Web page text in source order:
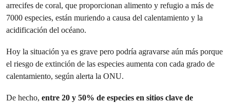
arrecifes de coral, que proporcionan alimento y refugio a más de
7000 especies, están muriendo a causa del calentamiento y la
acidificación del océano.
Hoy la situación ya es grave pero podría agravarse aún más porque
el riesgo de extinción de las especies aumenta con cada grado de
calentamiento, según alerta la ONU.
De hecho, entre 20 y 50% de especies en sitios clave de